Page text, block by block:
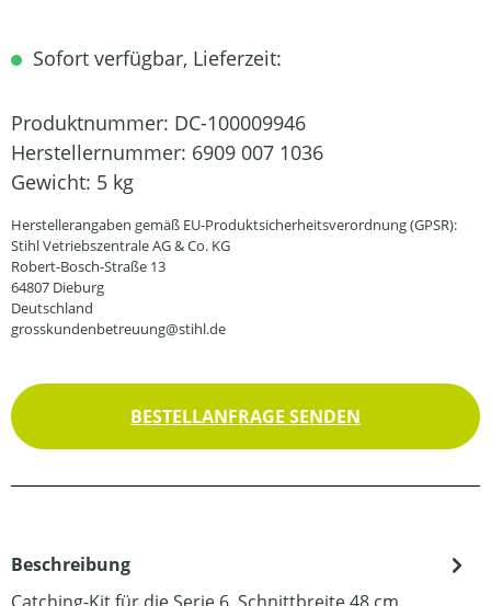
Sofort verfügbar, Lieferzeit:
Produktnummer: DC-100009946
Herstellernummer: 6909 007 1036
Gewicht: 5 kg
Herstellerangaben gemäß EU-Produktsicherheitsverordnung (GPSR):
Stihl Vetriebszentrale AG & Co. KG
Robert-Bosch-Straße 13
64807 Dieburg
Deutschland
grosskundenbetreuung@stihl.de
BESTELLANFRAGE SENDEN
Beschreibung